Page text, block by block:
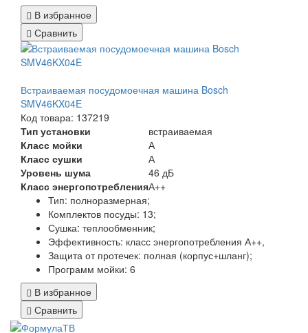
В избранное
Сравнить
Встраиваемая посудомоечная машина Bosch
SMV46KX04E
Код товара: 137219
Тип установки
встраиваемая
Класс мойки
А
Класс сушки
А
Уровень шума
46 дБ
Класс энергопотребленияА++
Тип: полноразмерная;
Комплектов посуды: 13;
Сушка: теплообменник;
Эффективность: класс энергопотребления А++,
Защита от протечек: полная (корпус+шланг);
Программ мойки: 6
В избранное
Сравнить